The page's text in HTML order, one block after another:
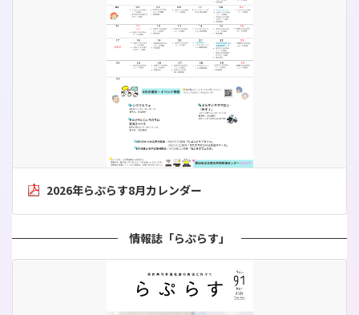
2026年らぷらす8月カレンダー
情報誌「らぷらす」